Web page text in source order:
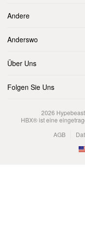
Andere
Anderswo
Über Uns
Folgen Sie Uns
2026
HBX® ist eine
AGB